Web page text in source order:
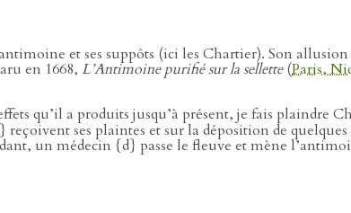
et ses suppôts (ici les Chartier). Son
en 1668, L’Antimoine purifié sur la sellette(Paris,
qu’il a produits jusqu’à présent, je fais plaindre
ses plaintes et sur la déposition de
un médecin {d} passe le fleuve et mène